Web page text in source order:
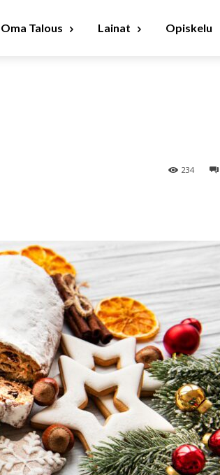
Oma Talous Lainat Opiskelu
234